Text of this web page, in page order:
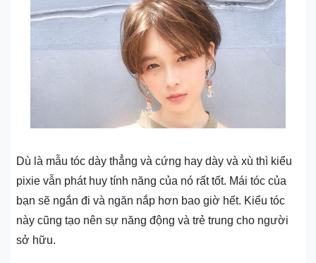
Dù là mẫu tóc dày thẳng và cứng hay dày và xù thì kiểu
pixie vẫn phát huy tính năng của nó rất tốt. Mái tóc của
bạn sẽ ngắn đi và ngăn nắp hơn bao giờ hết. Kiểu tóc
này cũng tạo nên sự năng động và trẻ trung cho người
sở hữu.